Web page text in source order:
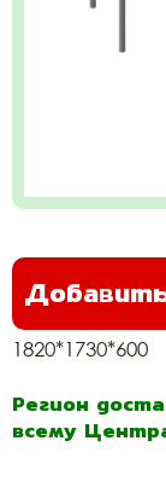
1820*1730*600
Регион
всему